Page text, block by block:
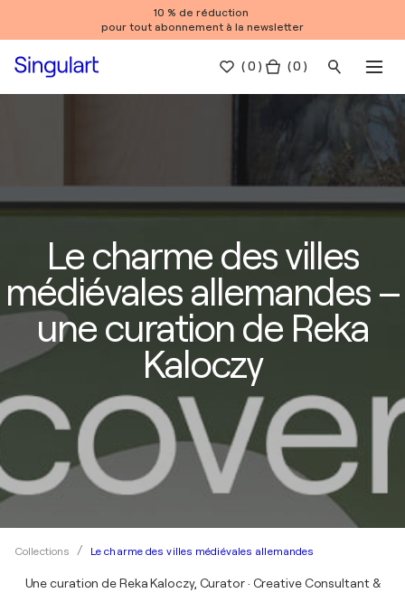
10 % de réduction
pour tout abonnement à la newsletter
(0 ) ( 0 )
Le charme des villes
médiévales allemandes –
une curation de Reka
Kaloczy
Collections Le charme des villes médiévales allemandes
Une curation de Reka Kaloczy, Curator · Creative Consultant &